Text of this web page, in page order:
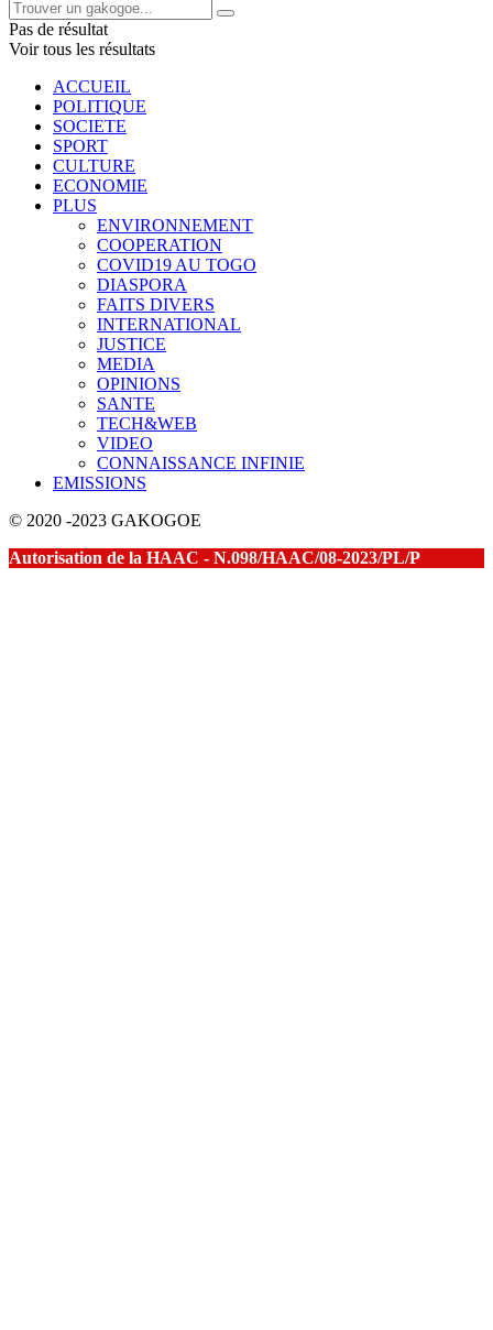
Pas de résultat
Voir tous les résultats
ACCUEIL
POLITIQUE
SOCIETE
SPORT
CULTURE
ECONOMIE
PLUS
ENVIRONNEMENT
COOPERATION
COVID19 AU TOGO
DIASPORA
FAITS DIVERS
INTERNATIONAL
JUSTICE
MEDIA
OPINIONS
SANTE
TECH&WEB
VIDEO
CONNAISSANCE INFINIE
EMISSIONS
© 2020 -2023 GAKOGOE
Autorisation de la HAAC - N.098/HAAC/08-2023/PL/P